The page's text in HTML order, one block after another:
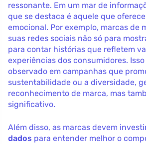
ressonante. Em um mar de
que se destaca é aquele que
emocional. Por exemplo, marcas de
suas redes sociais não só para
para contar histórias que refletem
experiências dos consumidores.
observado em campanhas que
sustentabilidade ou a diversidade,
reconhecimento de marca, mas
significativo.
Além disso, as marcas devem
dados para entender melhor o